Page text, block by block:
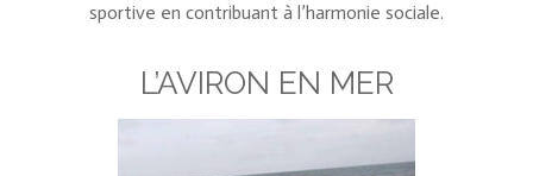
sportive en contribuant à l’harmonie sociale.
L’AVIRON EN MER